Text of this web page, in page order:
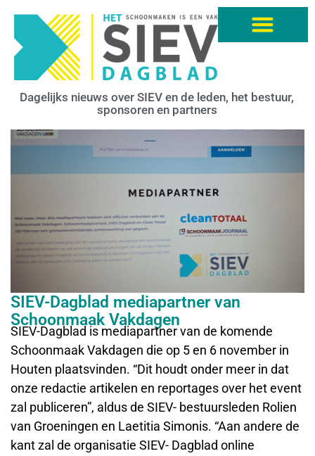
Dagelijks nieuws over SIEV en de leden, het bestuur,
sponsoren en partners
SIEV-Dagblad mediapartner van
Schoonmaak Vakdagen
SIEV-Dagblad is mediapartner van de komende
Schoonmaak Vakdagen die op 5 en 6 november in
Houten plaatsvinden. “Dit houdt onder meer in dat
onze redactie artikelen en reportages over het event
zal publiceren”, aldus de SIEV- bestuursleden Rolien
van Groeningen en Laetitia Simonis. “Aan andere de
kant zal de organisatie SIEV- Dagblad online